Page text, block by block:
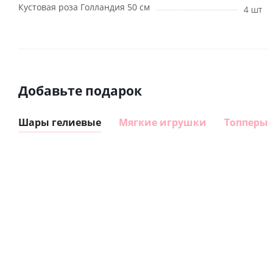
Кустовая роза Голландия 50 см
4 шт
Добавьте подарок
Шары гелиевые Мягкие игрушки Топперы